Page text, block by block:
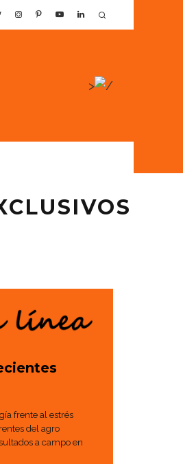
>
frente al estrés
del agro
a campo en